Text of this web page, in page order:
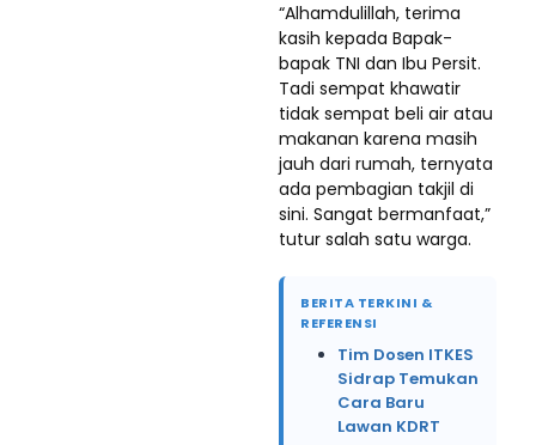
“Alhamdulillah, terima
kasih kepada Bapak-
bapak TNI dan Ibu Persit.
Tadi sempat khawatir
tidak sempat beli air atau
makanan karena masih
jauh dari rumah, ternyata
ada pembagian takjil di
sini. Sangat bermanfaat,”
tutur salah satu warga.
BERITA TERKINI &
REFERENSI
Tim Dosen ITKES
Sidrap Temukan
Cara Baru
Lawan KDRT